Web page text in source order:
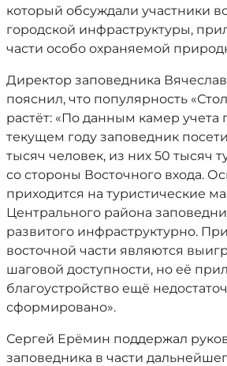
который обсуждали участники
городской инфраструктуры,
части особо охраняемой
Директор заповедника
пояснил, что популярность
растёт: «По данным камер учета
текущем году заповедник
тысяч человек, из них 50 тысяч
со стороны Восточного входа.
приходится на туристические
Центрального района
развитого инфраструктурно.
восточной части являются
шаговой доступности, но её
благоустройство ещё
сформировано».
Сергей Ерёмин поддержал
заповедника в части